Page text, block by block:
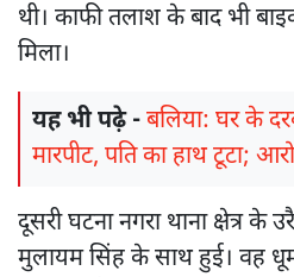
थी। काफी तलाश के बाद भी
मिला।
यह भी पढ़े -बलिया: घर के
मारपीट, पति का हाथ टूटा;
दूसरी घटना नगरा थाना क्षेत्र के
मुलायम सिंह के साथ हुई। वह